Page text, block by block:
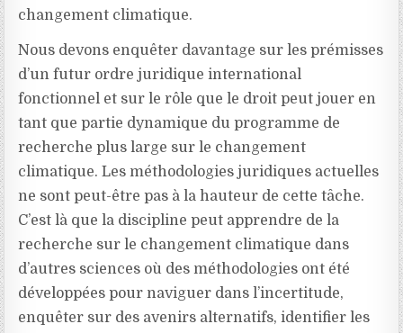
changement climatique.
Nous devons enquêter davantage sur les prémisses
d’un futur ordre juridique international
fonctionnel et sur le rôle que le droit peut jouer en
tant que partie dynamique du programme de
recherche plus large sur le changement
climatique. Les méthodologies juridiques actuelles
ne sont peut-être pas à la hauteur de cette tâche.
C’est là que la discipline peut apprendre de la
recherche sur le changement climatique dans
d’autres sciences où des méthodologies ont été
développées pour naviguer dans l’incertitude,
enquêter sur des avenirs alternatifs, identifier les